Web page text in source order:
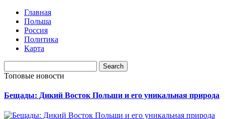
Главная
Польша
Россия
Политика
Карта
Топовые новости
Бещады: Дикий Восток Польши и его уникальная природа